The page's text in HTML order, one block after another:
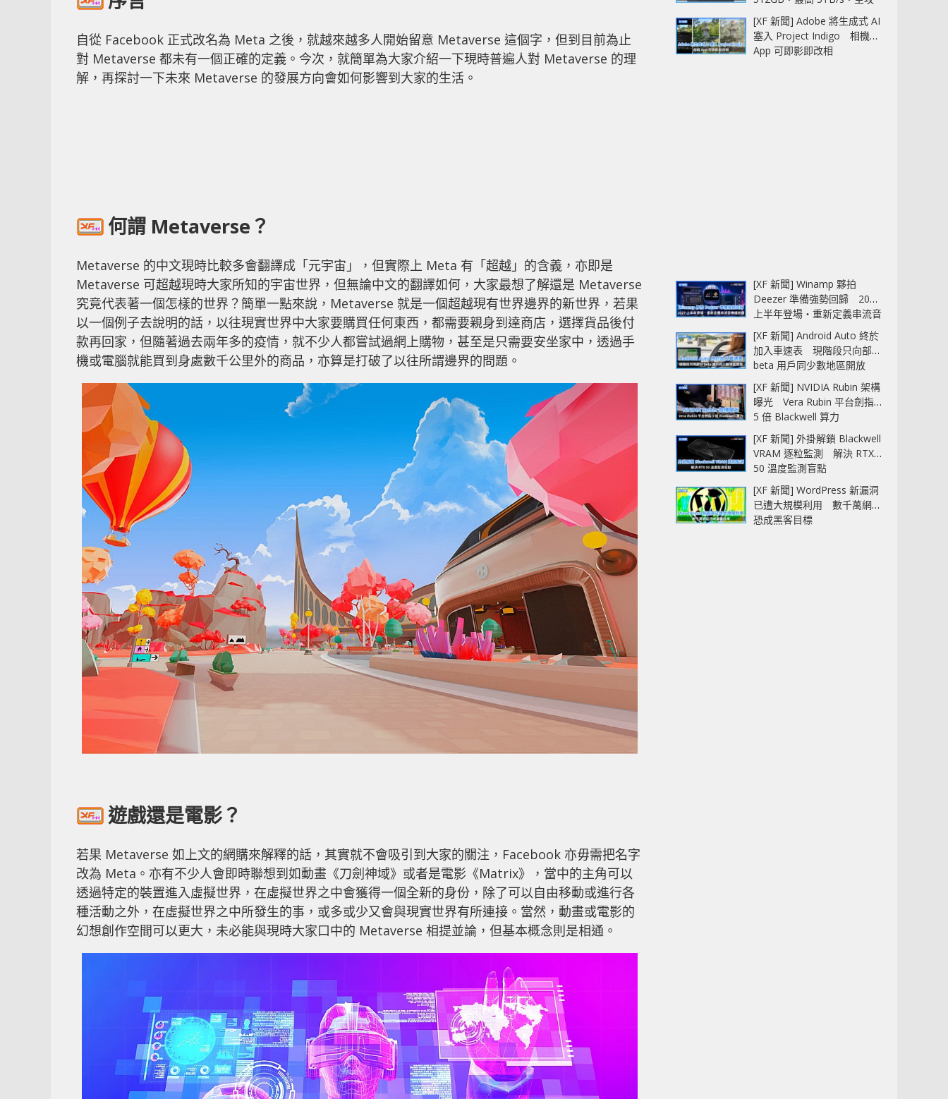
自從 Facebook 正式改名為 Meta 之後，就越來越多人開始留意 Metaverse 這個字，但到目前為止
對 Metaverse 都未有一個正確的定義。今次，就簡單為大家介紹一下現時普遍人對 Metaverse 的理
解，再探討一下未來 Metaverse 的發展方向會如何影響到大家的生活。
何謂 Metaverse？
Metaverse 的中文現時比較多會翻譯成「元宇宙」，但實際上 Meta 有「超越」的含義，亦即是
Metaverse 可超越現時大家所知的宇宙世界，但無論中文的翻譯如何，大家最想了解還是 Metaverse
究竟代表著一個怎樣的世界？簡單一點來說，Metaverse 就是一個超越現有世界邊界的新世界，若果
以一個例子去說明的話，以往現實世界中大家要購買任何東西，都需要親身到達商店，選擇貨品後付
款再回家，但隨著過去兩年多的疫情，就不少人都嘗試過網上購物，甚至是只需要安坐家中，透過手
機或電腦就能買到身處數千公里外的商品，亦算是打破了以往所謂邊界的問題。
遊戲還是電影？
若果 Metaverse 如上文的網購來解釋的話，其實就不會吸引到大家的關注，Facebook 亦毋需把名字
改為 Meta。亦有不少人會即時聯想到如動畫《刀劍神域》或者是電影《Matrix》，當中的主角可以
透過特定的裝置進入虛擬世界，在虛擬世界之中會獲得一個全新的身份，除了可以自由移動或進行各
種活動之外，在虛擬世界之中所發生的事，或多或少又會與現實世界有所連接。當然，動畫或電影的
幻想創作空間可以更大，未必能與現時大家口中的 Metaverse 相提並論，但基本概念則是相通。
AI 記憶體
[XF 新聞] Adobe 將生成式 AI
塞入 Project Indigo 相機
App 可即影即改相
[XF 新聞] Winamp 夥拍
Deezer 準備強勢回歸 2027
上半年登場‧重新定義串流音
樂播放器
[XF 新聞] Android Auto 終於
加入車速表 現階段只向部分
beta 用戶同少數地區開放
[XF 新聞] NVIDIA Rubin 架構
曝光 Vera Rubin 平台劍指
5 倍 Blackwell 算力
[XF 新聞] 外掛解鎖 Blackwell
VRAM 逐粒監測 解決 RTX
50 溫度監測盲點
[XF 新聞] WordPress 新漏洞
已遭大規模利用 數千萬網站
恐成黑客目標